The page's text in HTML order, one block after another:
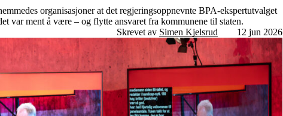
Living-fond
Kontakt Uloba
Supportsenter
organisasjoner at det regjeringsoppnevnte BPA-ekspertutvalget
var ment å være – og flytte ansvaret fra kommunene til staten.
Skrevet av Simen Kjelsrud 12 jun 2026